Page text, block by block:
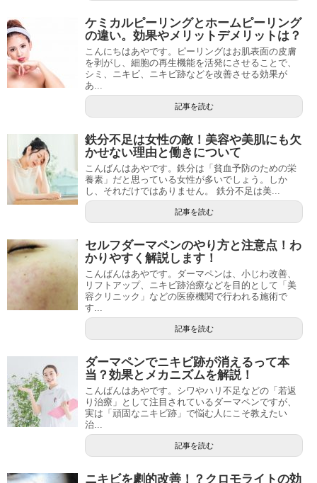
ケミカルピーリングとホームピーリング
の違い。効果やメリットデメリットは？
こんにちはあやです。ピーリングはお肌表面の皮膚
を剥がし、細胞の再生機能を活発にさせることで、
シミ、ニキビ、ニキビ跡などを改善させる効果が
あ...
記事を読む
鉄分不足は女性の敵！美容や美肌にも欠
かせない理由と働きについて
こんばんはあやです。鉄分は「貧血予防のための栄
養素」だと思っている女性が多いでしょう。しか
し、それだけではありません。 鉄分不足は美...
記事を読む
セルフダーマペンのやり方と注意点！わ
かりやすく解説します！
こんばんはあやです。ダーマペンは、小じわ改善、
リフトアップ、ニキビ跡治療などを目的として「美
容クリニック」などの医療機関で行われる施術で
す...
記事を読む
ダーマペンでニキビ跡が消えるって本
当？効果とメカニズムを解説！
こんばんはあやです。シワやハリ不足などの「若返
り治療」として注目されているダーマペンですが、
実は「頑固なニキビ跡」で悩む人にこそ教えたい
治...
記事を読む
ニキビを劇的改善！？クロモライトの効